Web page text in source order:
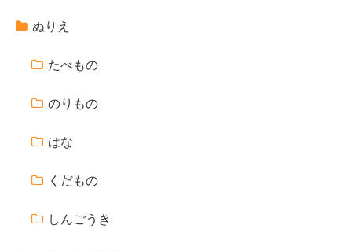
ぬりえ
たべもの
のりもの
はな
くだもの
しんごうき